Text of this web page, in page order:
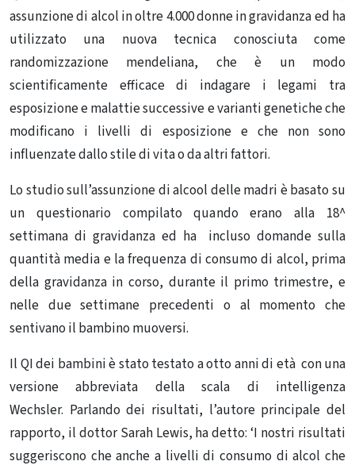
assunzione di alcol in oltre 4.000 donne in gravidanza ed ha
utilizzato una nuova tecnica conosciuta come
randomizzazione mendeliana, che è un modo
scientificamente efficace di indagare i legami tra
esposizione e malattie successive e varianti genetiche che
modificano i livelli di esposizione e che non sono
influenzate dallo stile di vita o da altri fattori.
Lo studio sull’assunzione di alcool delle madri è basato su
un questionario compilato quando erano alla 18^
settimana di gravidanza ed ha
incluso domande sulla
quantità media e la frequenza di consumo di alcol, prima
della gravidanza in corso, durante il primo trimestre, e
nelle due settimane precedenti o al momento che
sentivano il bambino muoversi.
Il QI dei bambini è stato testato a otto anni di età con una
versione abbreviata della scala di intelligenza
Wechsler. Parlando dei risultati, l’autore principale del
rapporto, il dottor Sarah Lewis, ha detto: ‘I nostri risultati
suggeriscono che anche a livelli di consumo di alcol che